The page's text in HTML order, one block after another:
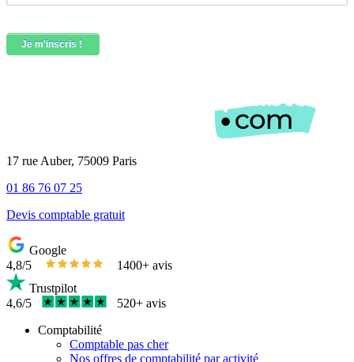
17 rue Auber, 75009 Paris
01 86 76 07 25
Devis comptable gratuit
Google
4,8/5
1400+ avis
Trustpilot
4,6/5
520+ avis
Comptabilité
Comptable pas cher
Nos offres de comptabilité par activité